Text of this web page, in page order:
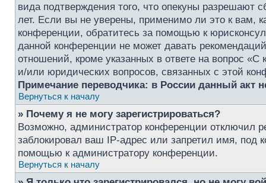
вида подтверждения того, что опекуны
лет. Если вы не уверены, применимо ли это к вам,
конференции, обратитесь за помощью к
данной конференции не может давать
отношений, кроме указанных в ответе на вопрос «С
и/или юридических вопросов, связанных с этой
Примечание переводчика: в России данный акт
Вернуться к началу
» Почему я не могу зарегистрироваться?
Возможно, администратор конференции отключил
заблокировал ваш IP-адрес или запретил имя, под
помощью к администратору конференции.
Вернуться к началу